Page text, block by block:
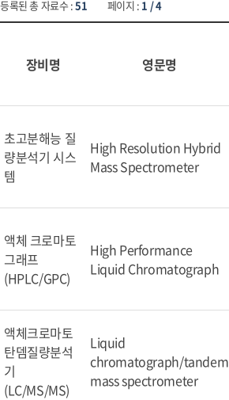
등록된 총 자료수 :51 페이지 : 1 / 4
장비명 영문명
초고분해능 질
량분석기 시스
템
High Resolution Hybrid
Mass Spectrometer
액체 크로마토
그래프
(HPLC/GPC)
High Performance
Liquid Chromatograph
액체크로마토
탄뎀질량분석
기
(LC/MS/MS)
Liquid
chromatograph/tandem
mass spectrometer